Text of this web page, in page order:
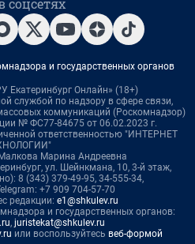
и государственных органов
Екатеринбург Онлайн» (18+)
службой по надзору в сфере связи,
коммуникаций (Роскомнадзор)
№ ФС77-84675 от 06.02.2023 г.
ответственностью "ИНТЕРНЕТ
Марина Андреевна
ул. Шейнкмана, 10, 3-й этаж,
8 (343) 379-49-95, 34-555-34,
+7 909 704-57-70
редакции: e1@shkulev.ru
и государственных органов:
, juristekat@shkulev.ru
или воспользуйтесь веб-формой